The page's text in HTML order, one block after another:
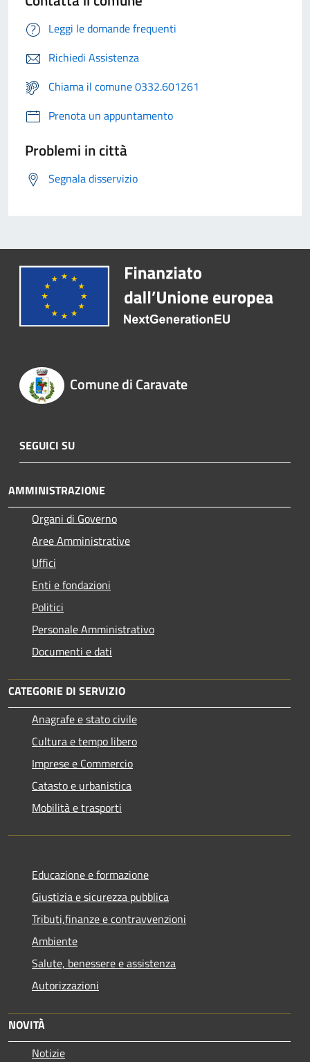
Leggi le domande frequenti
Richiedi Assistenza
Chiama il comune 0332.601261
Prenota un appuntamento
Problemi in città
Segnala disservizio
Comune di Caravate
SEGUICI SU
AMMINISTRAZIONE
Organi di Governo
Aree Amministrative
Uffici
Enti e fondazioni
Politici
Personale Amministrativo
Documenti e dati
CATEGORIE DI SERVIZIO
Anagrafe e stato civile
Cultura e tempo libero
Imprese e Commercio
Catasto e urbanistica
Mobilità e trasporti
Educazione e formazione
Giustizia e sicurezza pubblica
Tributi,finanze e contravvenzioni
Ambiente
Salute, benessere e assistenza
Autorizzazioni
NOVITÀ
Notizie